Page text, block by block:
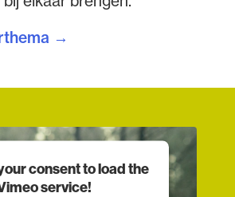
→
consent to load the
service!